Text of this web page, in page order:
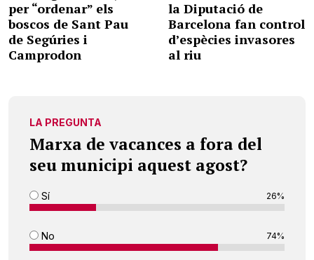
per “ordenar” els
boscos de Sant Pau
de Segúries i
Camprodon
la Diputació de
Barcelona fan control
d’espècies invasores
al riu
LA PREGUNTA
Marxa de vacances a fora del
seu municipi aquest agost?
Sí 26%
No 74%